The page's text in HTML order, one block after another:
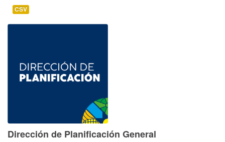
CSV
Dirección de Planificación General